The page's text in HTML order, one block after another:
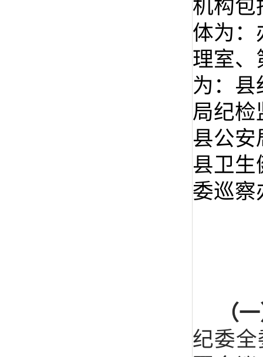
机构包
体为：
理室、
为：
局纪检
县公安
县卫生
委巡察
（
纪委